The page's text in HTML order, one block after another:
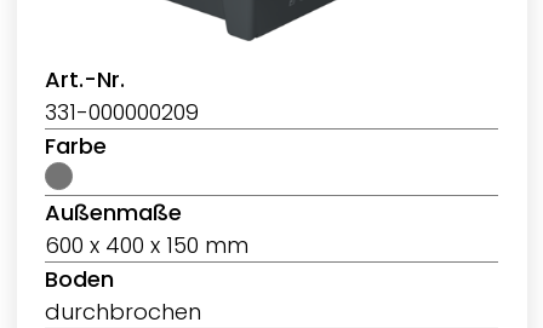
Art.-Nr.
331-000000209
Farbe
Außenmaße
600 x 400 x 150 mm
Boden
durchbrochen